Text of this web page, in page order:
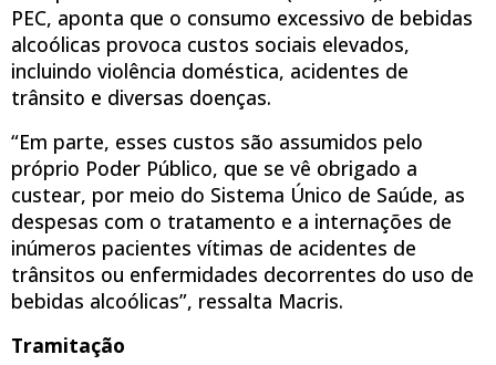
PEC, aponta que o consumo excessivo de bebidas
alcoólicas provoca custos sociais elevados,
incluindo violência doméstica, acidentes de
trânsito e diversas doenças.
“Em parte, esses custos são assumidos pelo
próprio Poder Público, que se vê obrigado a
custear, por meio do Sistema Único de Saúde, as
despesas com o tratamento e a internações de
inúmeros pacientes vítimas de acidentes de
trânsitos ou enfermidades decorrentes do uso de
bebidas alcoólicas”, ressalta Macris.
Tramitação